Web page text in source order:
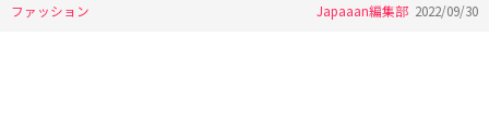
ファッション Japaaan編集部 2022/09/30